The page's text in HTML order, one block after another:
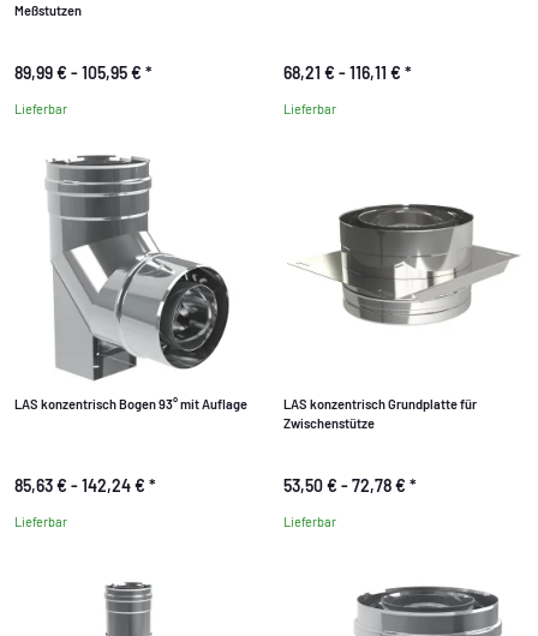
Meßstutzen
89,99 € -105,95 € *
Lieferbar
68,21 € -116,11 € *
Lieferbar
LAS konzentrisch Bogen 93° mit Auflage
85,63 € -142,24 € *
Lieferbar
LAS konzentrisch Grundplatte für
Zwischenstütze
53,50 € -72,78 € *
Lieferbar